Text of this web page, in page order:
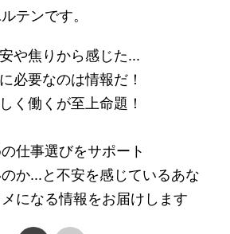
テンです。
や焦りから感じた...
必要なのは情報だ！
く働くが至上命題！
仕事選びをサポート
か...と不安を感じているあな
になる情報をお届けします